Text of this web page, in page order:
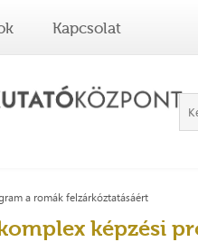
Kapcsolat
a romák felzárkóztatásáért
képzési